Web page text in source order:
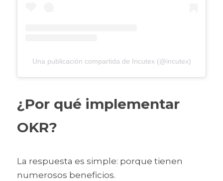
Una publicación compartida de Incutex (@incutex)
¿Por qué implementar
OKR?
La respuesta es simple: porque tienen
numerosos beneficios.